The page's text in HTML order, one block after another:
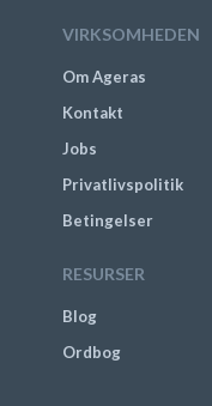
VIRKSOMHEDEN
Om Ageras
Kontakt
Jobs
Privatlivspolitik
Betingelser
RESURSER
Blog
Ordbog